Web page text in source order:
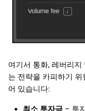
여기서 통화, 레버리
는 전략을 카피하기
어 있습니다: